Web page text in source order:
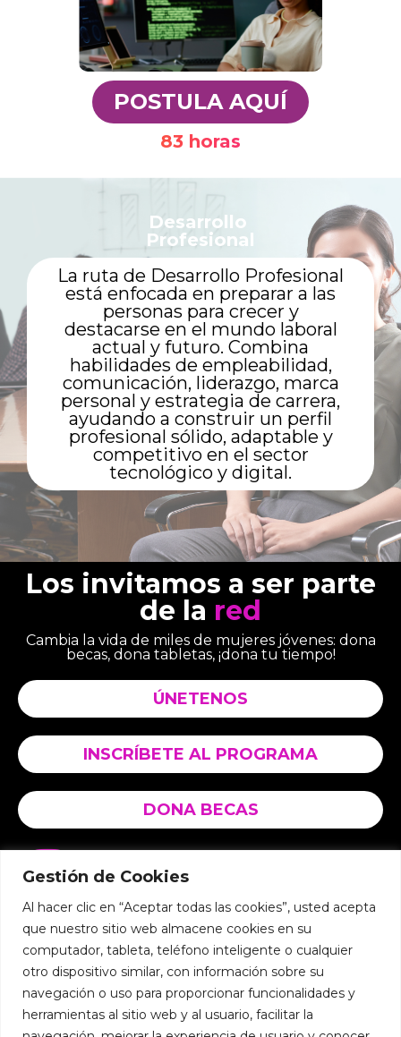
Gestión de Cookies
Al hacer clic en “Aceptar todas las cookies”, usted acepta
que nuestro sitio web almacene cookies en su
computador, tableta, teléfono inteligente o cualquier
otro dispositivo similar, con información sobre su
navegación o uso para proporcionar funcionalidades y
herramientas al sitio web y al usuario, facilitar la
POSTULA AQUÍ
83 horas
Desarrollo
Profesional
La ruta de Desarrollo Profesional
está enfocada en preparar a las
personas para crecer y
destacarse en el mundo laboral
actual y futuro. Combina
habilidades de empleabilidad,
comunicación, liderazgo, marca
personal y estrategia de carrera,
ayudando a construir un perfil
profesional sólido, adaptable y
competitivo en el sector
tecnológico y digital.
Los invitamos a ser parte
de la red
Cambia la vida de miles de mujeres jóvenes: dona
becas, dona tabletas, ¡dona tu tiempo!
ÚNETENOS
INSCRÍBETE AL PROGRAMA
DONA BECAS
@fundacion.educate
@mujerdigitalec
@fundacion.educate
@Fundación Edúcate